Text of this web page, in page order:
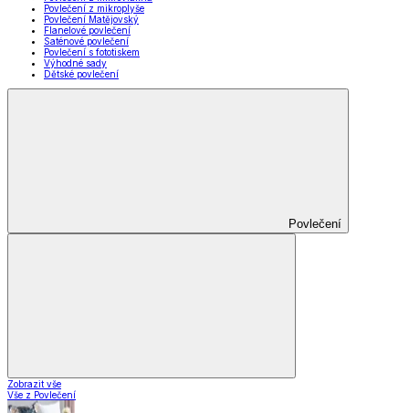
Povlečení z mikroplyše
Povlečení Matějovský
Flanelové povlečení
Saténové povlečení
Povlečení s fototiskem
Výhodné sady
Dětské povlečení
Povlečení
Zobrazit vše
Vše z Povlečení